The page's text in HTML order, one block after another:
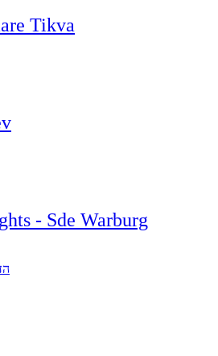
Tikva
- Sde Warburg